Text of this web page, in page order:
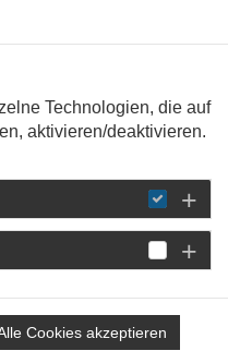
Technologien, die auf
aktivieren/deaktivieren.
Cookies akzeptieren